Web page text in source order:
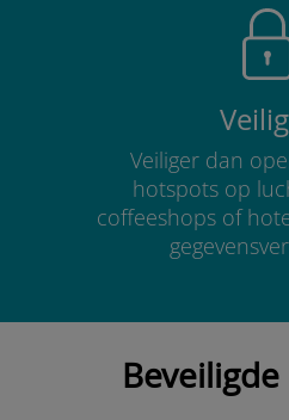
Veiliger dan
hotspots op
coffeeshops of